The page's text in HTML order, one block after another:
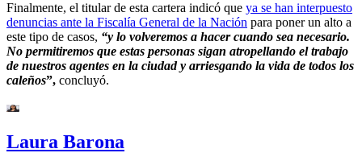
Finalmente, el titular de esta cartera indicó que ya se han interpuesto
denuncias ante la Fiscalía General de la Nación para poner un alto a
este tipo de casos, “y lo volveremos a hacer cuando sea necesario.
No permitiremos que estas personas sigan atropellando el trabajo
de nuestros agentes en la ciudad y arriesgando la vida de todos los
caleños”, concluyó.
Laura Barona